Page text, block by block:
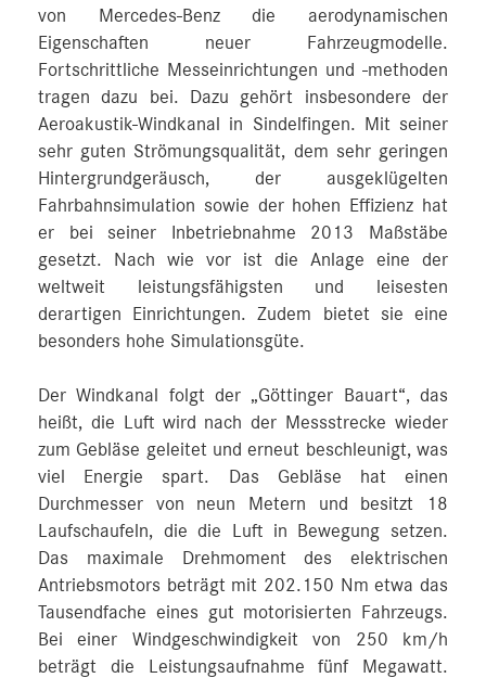
von Mercedes‑Benz die aerodynamischen
Eigenschaften neuer Fahrzeugmodelle.
Fortschrittliche Messeinrichtungen und -methoden
tragen dazu bei. Dazu gehört insbesondere der
Aeroakustik-Windkanal in Sindelfingen. Mit seiner
sehr guten Strömungsqualität, dem sehr geringen
Hintergrundgeräusch, der ausgeklügelten
Fahrbahnsimulation sowie der hohen Effizienz hat
er bei seiner Inbetriebnahme 2013 Maßstäbe
gesetzt. Nach wie vor ist die Anlage eine der
weltweit leistungsfähigsten und leisesten
derartigen Einrichtungen. Zudem bietet sie eine
besonders hohe Simulationsgüte.
Der Windkanal folgt der „Göttinger Bauart“, das
heißt, die Luft wird nach der Messstrecke wieder
zum Gebläse geleitet und erneut beschleunigt, was
viel Energie spart. Das Gebläse hat einen
Durchmesser von neun Metern und besitzt 18
Laufschaufeln, die die Luft in Bewegung setzen.
Das maximale Drehmoment des elektrischen
Antriebsmotors beträgt mit 202.150 Nm etwa das
Tausendfache eines gut motorisierten Fahrzeugs.
Bei einer Windgeschwindigkeit von 250 km/h
beträgt die Leistungsaufnahme fünf Megawatt.